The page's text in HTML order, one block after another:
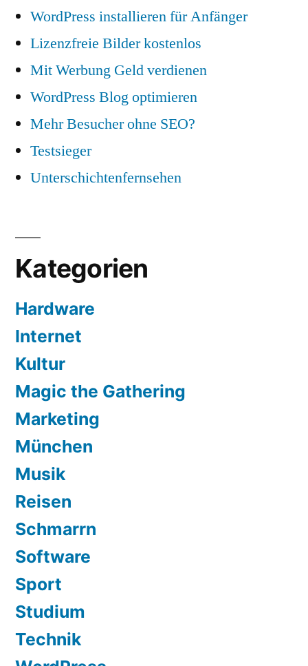
WordPress installieren für Anfänger
Lizenzfreie Bilder kostenlos
Mit Werbung Geld verdienen
WordPress Blog optimieren
Mehr Besucher ohne SEO?
Testsieger
Unterschichtenfernsehen
Kategorien
Hardware
Internet
Kultur
Magic the Gathering
Marketing
München
Musik
Reisen
Schmarrn
Software
Sport
Studium
Technik